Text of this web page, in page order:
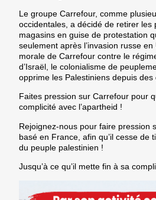
Le groupe Carrefour, comme
occidentales, a décidé de retirer les
magasins en guise de protestation
seulement après l’invasion russe
morale de Carrefour contre le
d’Israël, le colonialisme de
opprime les Palestiniens depuis des
Faites pression sur Carrefour pour
complicité avec l’apartheid !
Rejoignez-nous pour faire pression
basé en France, afin qu’il cesse de
du peuple palestinien !
Jusqu’à ce qu’il mette fin à sa